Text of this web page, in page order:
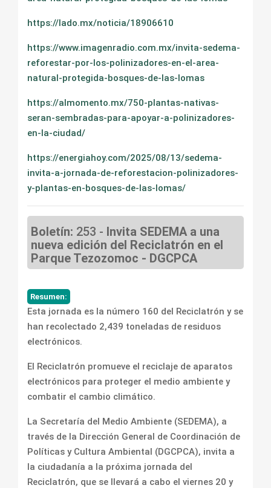
https://lado.mx/noticia/18906610
https://www.imagenradio.com.mx/invita-sedema-
reforestar-por-los-polinizadores-en-el-area-
natural-protegida-bosques-de-las-lomas
https://almomento.mx/750-plantas-nativas-
seran-sembradas-para-apoyar-a-polinizadores-
en-la-ciudad/
https://energiahoy.com/2025/08/13/sedema-
invita-a-jornada-de-reforestacion-polinizadores-
y-plantas-en-bosques-de-las-lomas/
Boletín: 253 - Invita SEDEMA a una
nueva edición del Reciclatrón en el
Parque Tezozomoc - DGCPCA
Resumen:
Esta jornada es la número 160 del Reciclatrón y se
han recolectado 2,439 toneladas de residuos
electrónicos.
El Reciclatrón promueve el reciclaje de aparatos
electrónicos para proteger el medio ambiente y
combatir el cambio climático.
La Secretaría del Medio Ambiente (SEDEMA), a
través de la Dirección General de Coordinación de
Políticas y Cultura Ambiental (DGCPCA), invita a
la ciudadanía a la próxima jornada del
Reciclatrón, que se llevará a cabo el viernes 20 y